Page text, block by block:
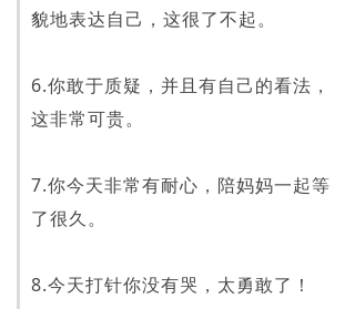
貌地表达自己，这很了不起。
6.你敢于质疑，并且有自己的看法，
这非常可贵。
7.你今天非常有耐心，陪妈妈一起等
了很久。
8.今天打针你没有哭，太勇敢了！